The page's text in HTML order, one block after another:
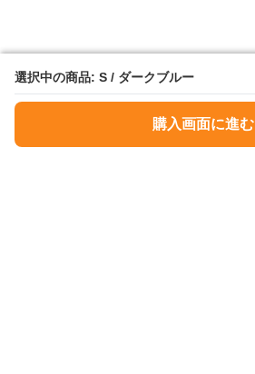
選択中の商品: S / ダークブルー
購入画面に進む
選択中の商品: S / ダークブルー
購入画面に進む